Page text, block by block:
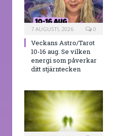
7 AUGUSTI, 2026 0
Veckans Astro/Tarot
10-16 aug. Se vilken
energi som påverkar
ditt stjärntecken